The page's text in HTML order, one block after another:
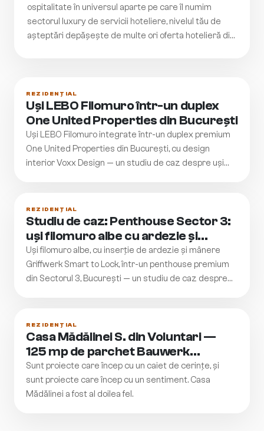
ospitalitate în universul aparte pe care îl numim
sectorul luxury de servicii hoteliere, nivelul tău de
așteptări depășește de multe ori oferta hotelieră din
REZIDENȚIAL
Uși LEBO Filomuro într-un duplex
One United Properties din București
Uși LEBO Filomuro integrate într-un duplex premium
One United Properties din București, cu design
interior Voxx Design — un studiu de caz despre uși
REZIDENȚIAL
Studiu de caz: Penthouse Sector 3:
uși filomuro albe cu ardezie și
mânere Griffwerk
Uși filomuro albe, cu inserție de ardezie și mânere
Griffwerk Smart to Lock, într-un penthouse premium
din Sectorul 3, București — un studiu de caz despre
REZIDENȚIAL
Casa Mădălinei S. din Voluntari —
125 mp de parchet Bauwerk
Cleverpark Mandorla, inclusiv pe
trepte
Sunt proiecte care încep cu un caiet de cerințe, și
sunt proiecte care încep cu un sentiment. Casa
Mădălinei a fost al doilea fel.